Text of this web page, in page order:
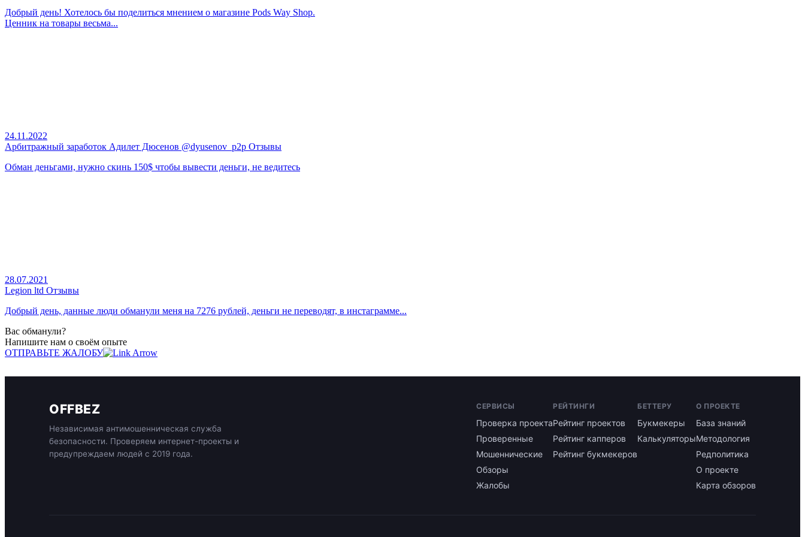
Добрый день! Хотелось бы поделиться мнением о магазине Pods Way Shop.
Ценник на товары весьма...
24.11.2022
Арбитражный заработок Адилет Дюсенов @dyusenov_p2p Отзывы
Обман деньгами, нужно скинь 150$ чтобы вывести деньги, не ведитесь
28.07.2021
Legion ltd Отзывы
Добрый день, данные люди обманули меня на 7276 рублей, деньги не переводят, в инстаграмме...
Вас обманули?
Напишите нам о своём опыте
ОТПРАВЬТЕ ЖАЛОБУ
OFFBEZ
Независимая антимошенническая служба
безопасности. Проверяем интернет-проекты и
предупреждаем людей с 2019 года.
СЕРВИСЫ
Проверка проекта
Проверенные
Мошеннические
Обзоры
Жалобы
РЕЙТИНГИ
Рейтинг проектов
Рейтинг капперов
Рейтинг букмекеров
БЕТТЕРУ
Букмекеры
Калькуляторы
О ПРОЕКТЕ
База знаний
Методология
Редполитика
О проекте
Карта обзоров